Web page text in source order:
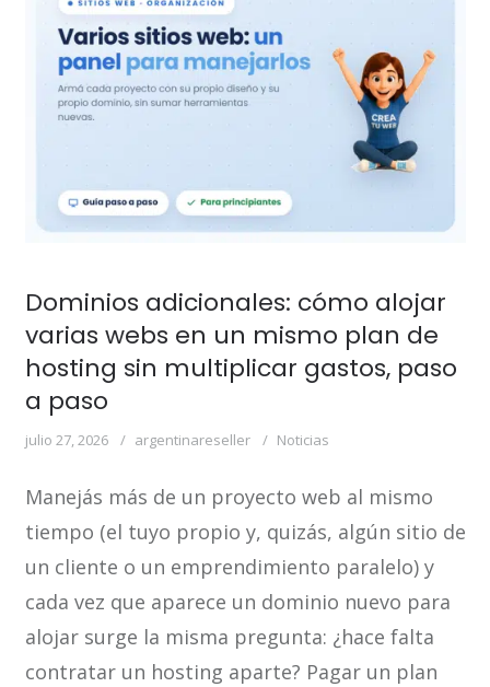
Dominios adicionales: cómo alojar
varias webs en un mismo plan de
hosting sin multiplicar gastos, paso
a paso
julio 27, 2026 argentinareseller Noticias
Manejás más de un proyecto web al mismo
tiempo (el tuyo propio y, quizás, algún sitio de
un cliente o un emprendimiento paralelo) y
cada vez que aparece un dominio nuevo para
alojar surge la misma pregunta: ¿hace falta
contratar un hosting aparte? Pagar un plan